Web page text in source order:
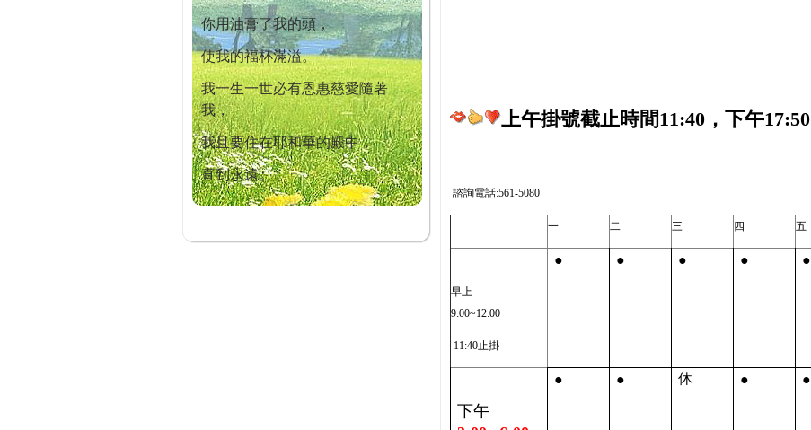
你用油膏了我的頭，
使我的福杯滿溢。
我一生一世必有恩惠慈愛隨著
我，
我且要住在耶和華的殿中，
直到永遠。
上午掛號截止時間11:40，下午17:50
諮詢電話:561-5080
一 二 三 四 五
早上
9:00~12:00
11:40止掛
● ● ● ● ●
下午
● ● 休 ● ●